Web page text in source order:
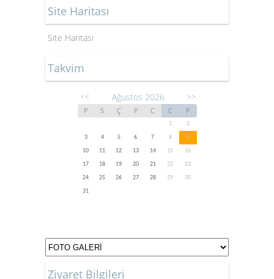
Site Haritası
Site Haritası
Takvim
<< Ağustos 2026 >>
P S Ç P C C P
1
2
3
4 5 6 7 8
9
10
11 12 13 14 15
16
17
18 19 20 21 22
23
24
25 26 27 28 29
30
31
Ziyaret Bilgileri